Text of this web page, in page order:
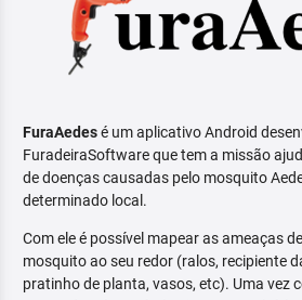
FuraAedesé um aplicativo Android
FuradeiraSoftware que tem a missão
de doenças causadas pelo mosquito
determinado local.
Com ele é possível mapear as ameaças
mosquito ao seu redor (ralos, recipiente
pratinho de planta, vasos, etc). Uma vez